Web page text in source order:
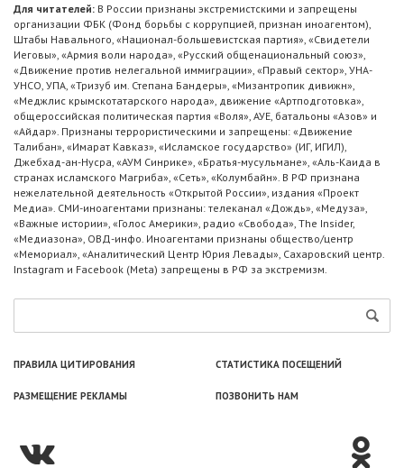
Для читателей: В России признаны экстремистскими и запрещены
организации ФБК (Фонд борьбы с коррупцией, признан иноагентом),
Штабы Навального, «Национал-большевистская партия», «Свидетели
Иеговы», «Армия воли народа», «Русский общенациональный союз»,
«Движение против нелегальной иммиграции», «Правый сектор», УНА-
УНСО, УПА, «Тризуб им. Степана Бандеры», «Мизантропик дивижн»,
«Меджлис крымскотатарского народа», движение «Артподготовка»,
общероссийская политическая партия «Воля», АУЕ, батальоны «Азов» и
«Айдар». Признаны террористическими и запрещены: «Движение
Талибан», «Имарат Кавказ», «Исламское государство» (ИГ, ИГИЛ),
Джебхад-ан-Нусра, «АУМ Синрике», «Братья-мусульмане», «Аль-Каида в
странах исламского Магриба», «Сеть», «Колумбайн». В РФ признана
нежелательной деятельность «Открытой России», издания «Проект
Медиа». СМИ-иноагентами признаны: телеканал «Дождь», «Медуза»,
«Важные истории», «Голос Америки», радио «Свобода», The Insider,
«Медиазона», ОВД-инфо. Иноагентами признаны общество/центр
«Мемориал», «Аналитический Центр Юрия Левады», Сахаровский центр.
Instagram и Facebook (Metа) запрещены в РФ за экстремизм.
ПРАВИЛА ЦИТИРОВАНИЯ СТАТИСТИКА ПОСЕЩЕНИЙ
РАЗМЕЩЕНИЕ РЕКЛАМЫ ПОЗВОНИТЬ НАМ